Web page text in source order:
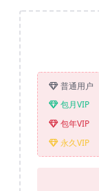
普通用户
包月VIP
包年VIP
永久VIP